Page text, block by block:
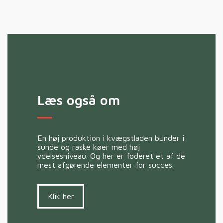
Læs også om
En høj produktion i kvægstladen bunder i
sunde og raske køer med høj
ydelsesniveau. Og her er foderet et af de
mest afgørende elementer for succes.
Klik her